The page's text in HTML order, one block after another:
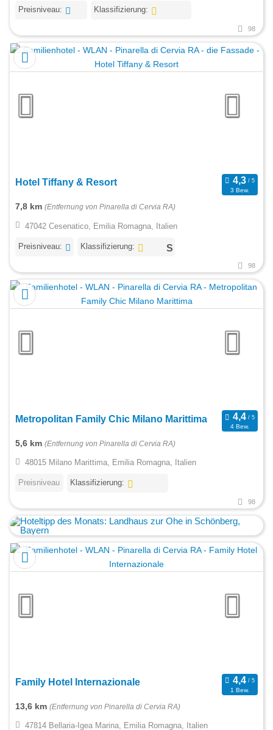
Preisniveau: Klassifizierung:
98
Hotel Tiffany & Resort
3 Bew.
7,8 km (Entfernung von Pinarella di Cervia RA)
47042 Cesenatico, Emilia Romagna, Italien
Preisniveau: Klassifizierung:
98
Metropolitan Family Chic Milano Marittima
4 Bew.
5,6 km (Entfernung von Pinarella di Cervia RA)
48015 Milano Marittima, Emilia Romagna, Italien
Preisniveau Klassifizierung:
98
Family Hotel Internazionale
1 Bew.
13,6 km (Entfernung von Pinarella di Cervia RA)
47814 Bellaria-Igea Marina, Emilia Romagna, Italien